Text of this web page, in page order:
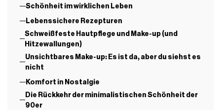
Schönheit im wirklichen Leben
Lebenssichere Rezepturen
Schweißfeste Hautpflege und Make-up (und
Hitzewallungen)
Unsichtbares Make-up: Es ist da, aber du siehst es
nicht
Komfort in Nostalgie
Die Rückkehr der minimalistischen Schönheit der
90er